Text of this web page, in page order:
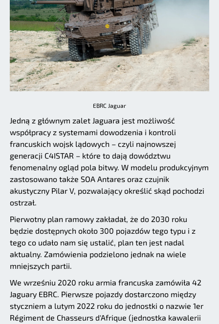
EBRC Jaguar
Jedną z głównym zalet Jaguara jest możliwość
współpracy z systemami dowodzenia i kontroli
francuskich wojsk lądowych – czyli najnowszej
generacji C4ISTAR – które to dają dowództwu
fenomenalny ogląd pola bitwy. W modelu produkcyjnym
zastosowano także SOA Antares oraz czujnik
akustyczny Pilar V, pozwalający określić skąd pochodzi
ostrzał.
Pierwotny plan ramowy zakładał, że do 2030 roku
będzie dostępnych około 300 pojazdów tego typu i z
tego co udało nam się ustalić, plan ten jest nadal
aktualny. Zamówienia podzielono jednak na wiele
mniejszych partii.
We wrześniu 2020 roku armia francuska zamówiła 42
Jaguary EBRC. Pierwsze pojazdy dostarczono między
styczniem a lutym 2022 roku do jednostki o nazwie 1er
Régiment de Chasseurs d'Afrique (jednostka kawalerii